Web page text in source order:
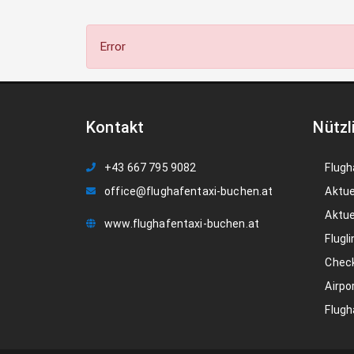
Error
Kontakt
+43 667 795 9082
office@flughafentaxi-buchen.at
www.flughafentaxi-buchen.at